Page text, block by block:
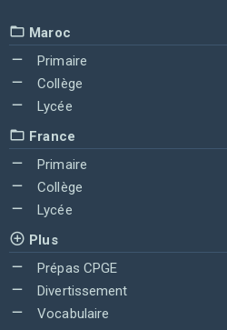
Maroc
Primaire
Collège
Lycée
France
Primaire
Collège
Lycée
Plus
Prépas CPGE
Divertissement
Vocabulaire